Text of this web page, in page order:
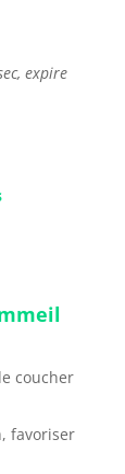
expire
coucher
favoriser